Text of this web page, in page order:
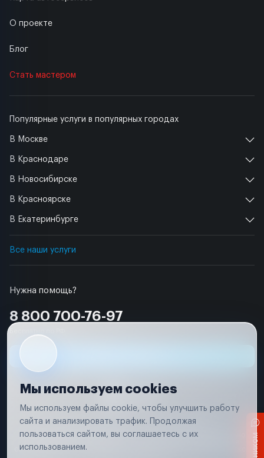
Нужна помощь?
8 800 700-76-97
Популярные услуги в популярных городах
В Москве
В Краснодаре
В Новосибирске
В Красноярске
В Екатеринбурге
Все наши услуги
О проекте
Блог
Стать мастером
Условия использования
Удаление аккаунта
Вся информация, представленная на сайте, носит исключительно
соответствии с положениями статьи 437 (п. 2) Гражданского кодекса
Мы используем cookies
Мы используем файлы cookie, чтобы улучшить работу
сайта и анализировать трафик. Продолжая
пользоваться сайтом, вы соглашаетесь с их
использованием.